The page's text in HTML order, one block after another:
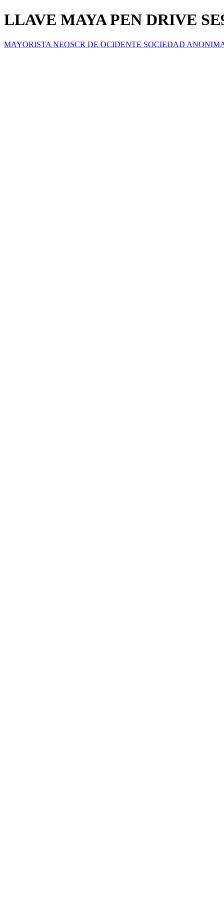
LLAVE MAYA PEN DRIVE
MAYORISTA NEOSCR DE OCIDENTE SOCIEDAD